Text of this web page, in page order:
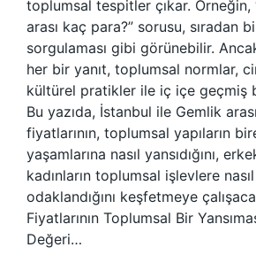
toplumsal tespitler çıkar. Örneğin,
arası kaç para?” sorusu, sıradan
sorgulaması gibi görünebilir.
her bir yanıt, toplumsal normlar,
kültürel pratikler ile iç içe geçmiş
Bu yazıda, İstanbul ile Gemlik
fiyatlarının, toplumsal yapıların
yaşamlarına nasıl yansıdığını,
kadınların toplumsal işlevlere
odaklandığını keşfetmeye
Fiyatlarının Toplumsal Bir
Değeri…